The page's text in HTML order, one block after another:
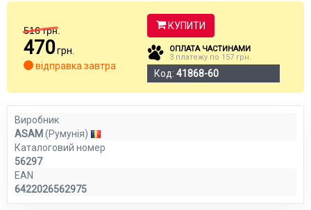
516 грн.
470грн.
відправка завтра
КУПИТИ
ОПЛАТА ЧАСТИНАМИ
3 платежу по 157 грн.
Код: 41868-60
Виробник
ASAM(Румунія)
Каталоговий номер
56297
EAN
6422026562975